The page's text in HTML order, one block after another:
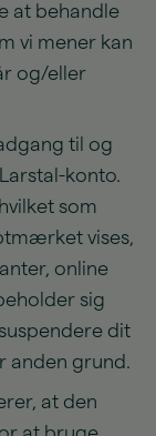
at behandle
vi mener kan
og/eller
til og
konto.
som
vises,
online
sig
dit
anden grund.
at den